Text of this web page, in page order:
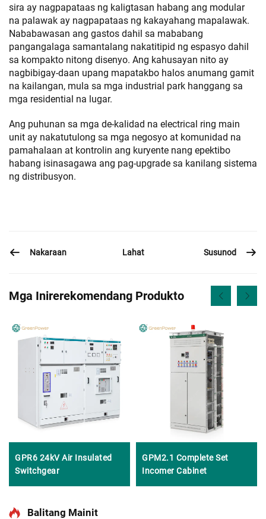
sira ay nagpapataas ng kaligtasan habang ang modular
na palawak ay nagpapataas ng kakayahang mapalawak.
Nababawasan ang gastos dahil sa mababang
pangangalaga samantalang nakatitipid ng espasyo dahil
sa kompakto nitong disenyo. Ang kahusayan nito ay
nagbibigay-daan upang mapatakbo halos anumang gamit
na kailangan, mula sa mga industrial park hanggang sa
mga residential na lugar.
Ang puhunan sa mga de-kalidad na electrical ring main
unit ay nakatutulong sa mga negosyo at komunidad na
pamahalaan at kontrolin ang kuryente nang epektibo
habang isinasagawa ang pag-upgrade sa kanilang sistema
ng distribusyon.
Nakaraan Lahat Susunod
Mga Inirerekomendang Produkto
GPR6 24kV Air Insulated
Switchgear
GPM2.1 Complete Set
Incomer Cabinet
Balitang Mainit